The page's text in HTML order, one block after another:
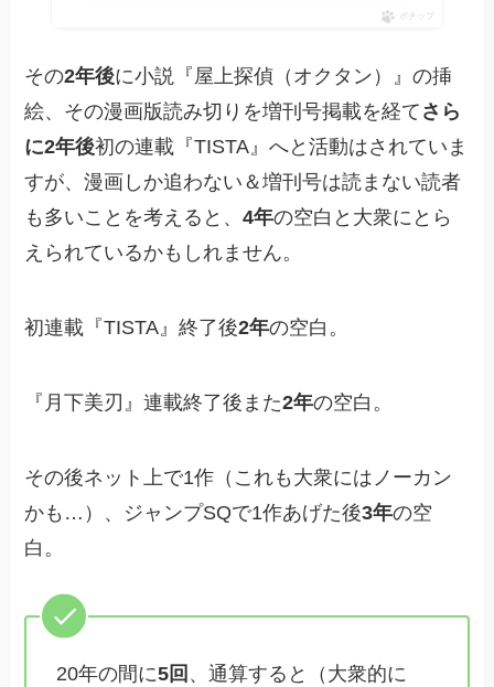
ポチップ
その2年後に小説『屋上探偵（オクタン）』の挿
絵、その漫画版読み切りを増刊号掲載を経て さら
に2年後初の連載『TISTA』へと活動はされていま
すが、漫画しか追わない＆増刊号は読まない読者
も多いことを考えると、4年の空白と大衆にとら
えられているかもしれません。
初連載『TISTA』終了後2年の空白。
『月下美刃』連載終了後また2年の空白。
その後ネット上で1作（これも大衆にはノーカン
かも…）、ジャンプSQで1作あげた後3年の空
白。
20年の間に5回 、通算すると（大衆的に